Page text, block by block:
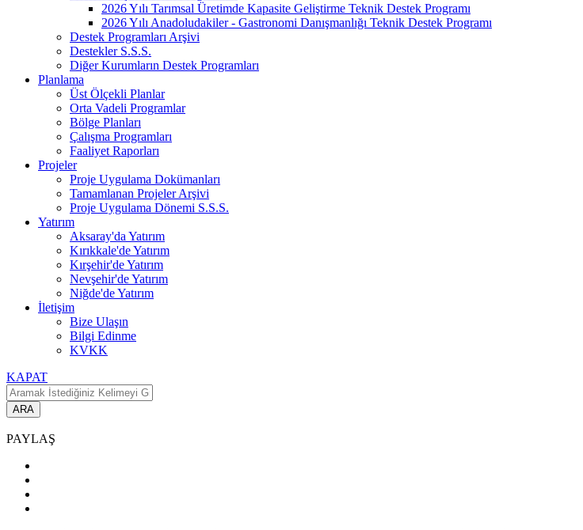
2026 Yılı Tarımsal Üretimde Kapasite Geliştirme Teknik Destek Programı
2026 Yılı Anadoludakiler - Gastronomi Danışmanlığı Teknik Destek Programı
Destek Programları Arşivi
Destekler S.S.S.
Diğer Kurumların Destek Programları
Planlama
Üst Ölçekli Planlar
Orta Vadeli Programlar
Bölge Planları
Çalışma Programları
Faaliyet Raporları
Projeler
Proje Uygulama Dokümanları
Tamamlanan Projeler Arşivi
Proje Uygulama Dönemi S.S.S.
Yatırım
Aksaray'da Yatırım
Kırıkkale'de Yatırım
Kırşehir'de Yatırım
Nevşehir'de Yatırım
Niğde'de Yatırım
İletişim
Bize Ulaşın
Bilgi Edinme
KVKK
KAPAT
ARA
PAYLAŞ